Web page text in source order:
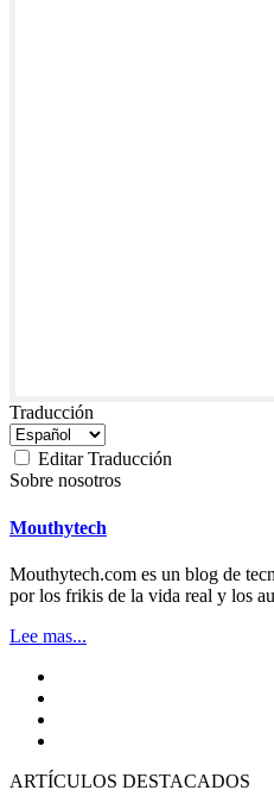
Traducción
Editar Traducción
Sobre nosotros
Mouthytech
Mouthytech.com es un blog de
por los frikis de la vida real y los
Lee mas...
ARTÍCULOS DESTACADOS